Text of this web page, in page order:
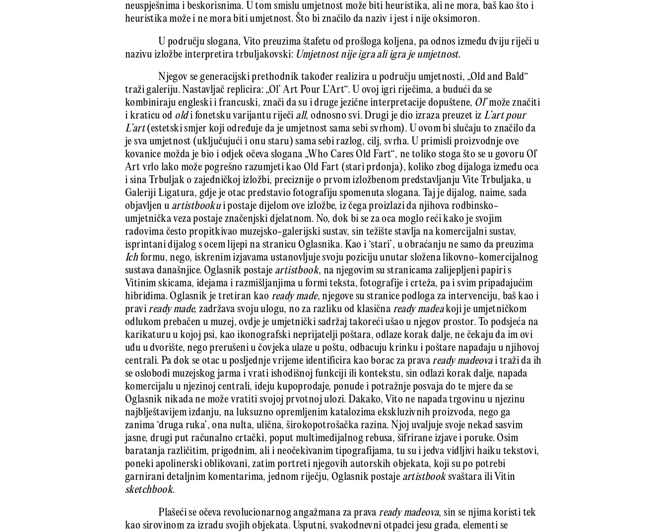
neuspješnima i beskorisnima. U tom smislu umjetnost može biti heuristika, ali ne mora, baš kao što i
heuristika može i ne mora biti umjetnost. Što bi značilo da naziv i jest i nije oksimoron.
U području slogana, Vito preuzima štafetu od prošloga koljena, pa odnos između dviju riječi u
nazivu izložbe interpretira trbuljakovski: Umjetnost nije igra ali igra je umjetnost.
Njegov se generacijski prethodnik također realizira u području umjetnosti, „Old and Bald“
traži galeriju. Nastavljač replicira: „Ol’ Art Pour L’Art“. U ovoj igri riječima, a budući da se
kombiniraju engleski i francuski, znači da su i druge jezične interpretacije dopuštene, Ol’može značiti
i kraticu od oldi fonetsku varijantu riječi all, odnosno svi. Drugi je dio izraza preuzet iz L’art pour
L’art(estetski smjer koji određuje da je umjetnost sama sebi svrhom). U ovom bi slučaju to značilo da
je sva umjetnost (uključujući i onu staru) sama sebi razlog, cilj, svrha. U primisli proizvodnje ove
kovanice možda je bio i odjek očeva slogana „Who Cares Old Fart“, ne toliko stoga što se u govoru Ol’
Art vrlo lako može pogrešno razumjeti kao Old Fart (stari prdonja), koliko zbog dijaloga između oca
i sina Trbuljak o zajedničkoj izložbi, preciznije o prvom izložbenom predstavljanju Vite Trbuljaka, u
Galeriji Ligatura, gdje je otac predstavio fotografiju spomenuta slogana. Taj je dijalog, naime, sada
objavljen u artistbookui postaje dijelom ove izložbe, iz čega proizlazi da njihova rodbinsko-
umjetnička veza postaje značenjski djelatnom. No, dok bi se za oca moglo reći kako je svojim
radovima često propitkivao muzejsko-galerijski sustav, sin težište stavlja na komercijalni sustav,
isprintani dijalog s ocem lijepi na stranicu Oglasnika. Kao i ‘stari’, u obraćanju ne samo da preuzima
Ich formu, nego, iskrenim izjavama ustanovljuje svoju poziciju unutar složena likovno-komercijalnog
sustava današnjice. Oglasnik postaje artistbook, na njegovim su stranicama zalijepljeni papiri s
Vitinim skicama, idejama i razmišljanjima u formi teksta, fotografije i crteža, pa i svim pripadajućim
hibridima. Oglasnik je tretiran kao ready made, njegove su stranice podloga za intervenciju, baš kao i
praviready made, zadržava svoju ulogu, no za razliku od klasična ready madeakoji je umjetničkom
odlukom prebačen u muzej, ovdje je umjetnički sadržaj takoreći ušao u njegov prostor. To podsjeća na
karikaturu u kojoj psi, kao ikonografski neprijatelji poštara, odlaze korak dalje, ne čekaju da im ovi
uđu u dvorište, nego prerušeni u čovjeka ulaze u poštu, odbacuju krinku i poštare napadaju u njihovoj
centrali. Pa dok se otac u posljednje vrijeme identificira kao borac za pravaready madeovai traži da ih
se oslobodi muzejskog jarma i vrati ishodišnoj funkciji ili kontekstu, sin odlazi korak dalje, napada
komercijalu u njezinoj centrali, ideju kupoprodaje, ponude i potražnje posvaja do te mjere da se
Oglasnik nikada ne može vratiti svojoj prvotnoj ulozi. Dakako, Vito ne napada trgovinu u njezinu
najblještavijem izdanju, na luksuzno opremljenim katalozima ekskluzivnih proizvoda, nego ga
zanima ‘druga ruka’, ona nulta, ulična, širokopotrošačka razina. Njoj uvaljuje svoje nekad sasvim
jasne, drugi put računalno crtački, poput multimedijalnog rebusa, šifrirane izjave i poruke. Osim
baratanja različitim, prigodnim, ali i neočekivanim tipografijama, tu su i jedva vidljivi haiku tekstovi,
poneki apolinerski oblikovani, zatim portreti njegovih autorskih objekata, koji su po potrebi
garnirani detaljnim komentarima, jednom riječju, Oglasnik postaje artistbooksvaštara ili Vitin
sketchbook.
Plašeći se očeva revolucionarnog angažmana za pravaready madeova, sin se njima koristi tek
kao sirovinom za izradu svojih objekata. Usputni, svakodnevni otpadci jesu građa, elementi se